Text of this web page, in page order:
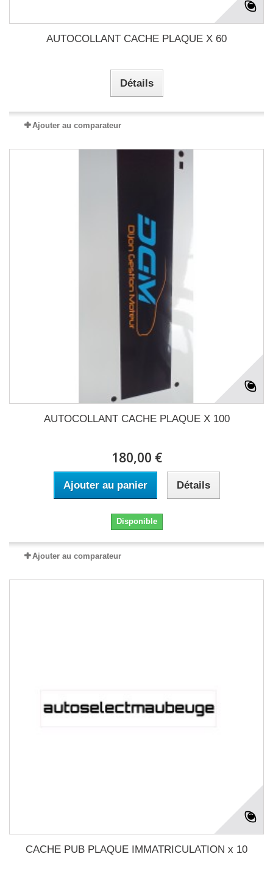
AUTOCOLLANT CACHE PLAQUE X 60
Détails
Ajouter au comparateur
AUTOCOLLANT CACHE PLAQUE X 100
180,00 €
Ajouter au panier Détails
Disponible
Ajouter au comparateur
CACHE PUB PLAQUE IMMATRICULATION x 10